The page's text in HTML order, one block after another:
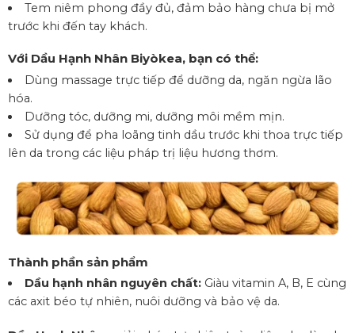
Tem niêm phong đầy đủ, đảm bảo hàng chưa bị mở
trước khi đến tay khách.
Với Dầu Hạnh Nhân Biyòkea, bạn có thể:
Dùng massage trực tiếp để dưỡng da, ngăn ngừa lão
hóa.
Dưỡng tóc, dưỡng mi, dưỡng môi mềm mịn.
Sử dụng để pha loãng tinh dầu trước khi thoa trực tiếp
lên da trong các liệu pháp trị liệu hương thơm.
Thành phần sản phẩm
Dầu hạnh nhân nguyên chất:Giàu vitamin A, B, E cùng
các axit béo tự nhiên, nuôi dưỡng và bảo vệ da.